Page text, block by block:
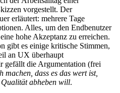
vorgestellt. Der
erläutert: mehrere Tage
Alles, um den Endbenutzer
hohe Akzeptanz zu erreichen.
gibt es einige kritische Stimmen,
an UX überhaupt
gefällt die Argumentation (frei
machen, dass es das wert ist,
abheben will.